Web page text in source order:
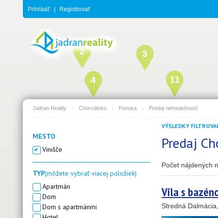
11
19
2
4
3
2
Prihlásiť | Registrovať
Jadran Reality Chorvátsko Ponuka Predaj nehnuteľností
MESTO
Vinišče
TYP(môžete vybrať viacej položiek)
Apartmán
Dom
Dom s apartmánmi
VÝSLEDKY
Predaj
Počet nájdených
Vila s
Stredná